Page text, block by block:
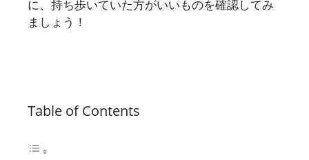
に、持ち歩いていた方がいいものを確認してみ
ましょう！
Table of Contents